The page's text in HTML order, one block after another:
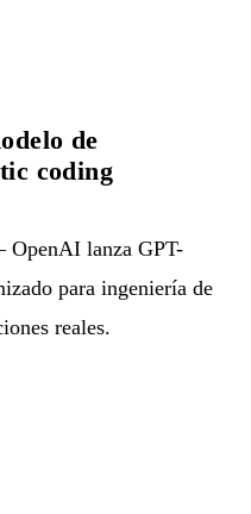
de
coding
lanza GPT-
para ingeniería de
reales.